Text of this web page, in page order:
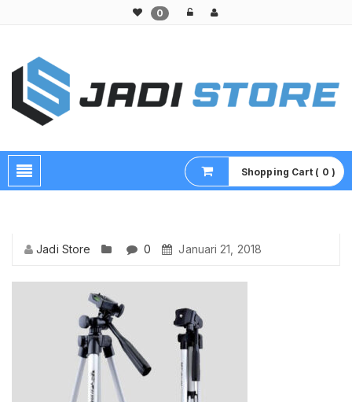
0
Shopping Cart ( 0 )
Jadi Store 0 Januari 21, 2018